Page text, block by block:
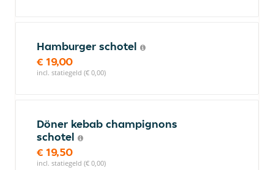
Hamburger schotel
€ 19,00
incl. statiegeld (€ 0,00)
Döner kebab champignons
schotel
€ 19,50
incl. statiegeld (€ 0,00)